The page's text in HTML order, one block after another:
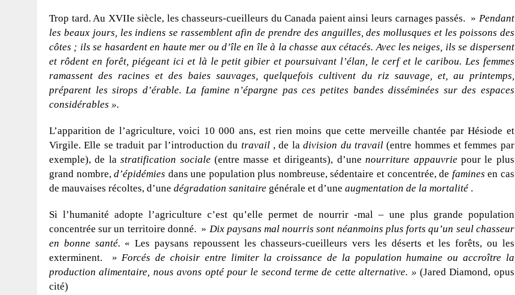
Trop tard. Au XVIIe siècle, les chasseurs-cueilleurs du Canada paient ainsi leurs carnages passés. » Pendant
les beaux jours, les indiens se rassemblent afin de prendre des anguilles, des mollusques et les poissons des
côtes ; ils se hasardent en haute mer ou d’île en île à la chasse aux cétacés. Avec les neiges, ils se dispersent
et rôdent en forêt, piégeant ici et là le petit gibier et poursuivant l’élan, le cerf et le caribou. Les femmes
ramassent des racines et des baies sauvages, quelquefois cultivent du riz sauvage, et, au printemps,
préparent les sirops d’érable. La famine n’épargne pas ces petites bandes disséminées sur des espaces
considérables ».
L’apparition de l’agriculture, voici 10 000 ans, est rien moins que cette merveille chantée par Hésiode et
Virgile. Elle se traduit par l’introduction du travail , de ladivision du travail(entre hommes et femmes par
exemple), de lastratification sociale(entre masse et dirigeants), d’unenourriture appauvrie pour le plus
grand nombre,d’épidémies dans une population plus nombreuse, sédentaire et concentrée, de faminesen cas
de mauvaises récoltes, d’une dégradation sanitaire générale et d’une augmentation de la mortalité .
Si l’humanité adopte l’agriculture c’est qu’elle permet de nourrir -mal – une plus grande population
concentrée sur un territoire donné. » Dix paysans mal nourris sont néanmoins plus forts qu’un seul chasseur
en bonne santé. « Les paysans repoussent les chasseurs-cueilleurs vers les déserts et les forêts, ou les
exterminent. »Forcés de choisir entre limiter la croissance de la population humaine ou accroître la
production alimentaire, nous avons opté pour le second terme de cette alternative. »(Jared Diamond, opus
cité)